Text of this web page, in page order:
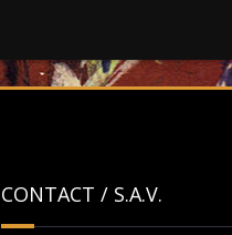
CONTACT / S.A.V.